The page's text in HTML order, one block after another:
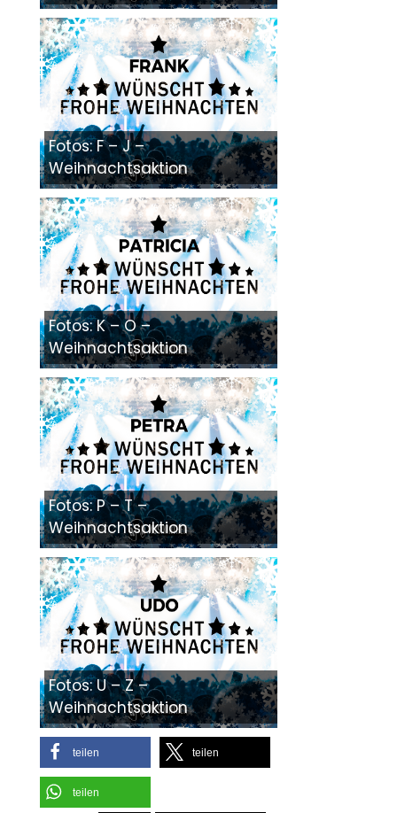
Fotos: F – J –
Weihnachtsaktion
Fotos: K – O –
Weihnachtsaktion
Fotos: P – T –
Weihnachtsaktion
Fotos: U – Z –
Weihnachtsaktion
teilen teilen
teilen